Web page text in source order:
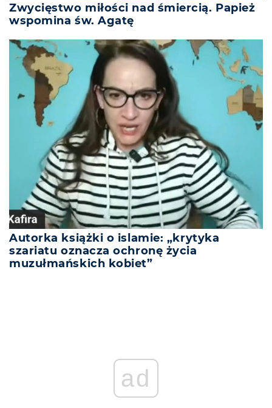
Zwycięstwo miłości nad śmiercią. Papież
wspomina św. Agatę
Autorka książki o islamie: „krytyka
szariatu oznacza ochronę życia
muzułmańskich kobiet”
ad